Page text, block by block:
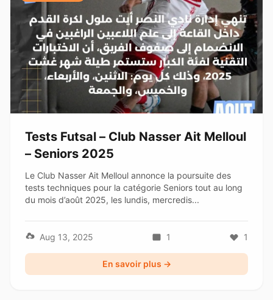
Tests Futsal – Club Nasser Ait Melloul
– Seniors 2025
Le Club Nasser Ait Melloul annonce la poursuite des
tests techniques pour la catégorie Seniors tout au long
du mois d’août 2025, les lundis, mercredis...
Aug 13, 2025 1 1
En savoir plus →